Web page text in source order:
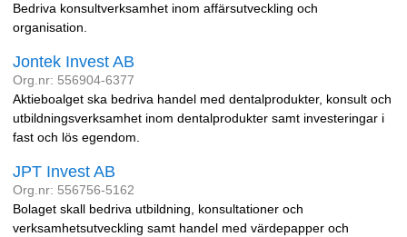
Bedriva konsultverksamhet inom affärsutveckling och
organisation.
Jontek Invest AB
Org.nr: 556904-6377
Aktieboalget ska bedriva handel med dentalprodukter, konsult och
utbildningsverksamhet inom dentalprodukter samt investeringar i
fast och lös egendom.
JPT Invest AB
Org.nr: 556756-5162
Bolaget skall bedriva utbildning, konsultationer och
verksamhetsutveckling samt handel med värdepapper och